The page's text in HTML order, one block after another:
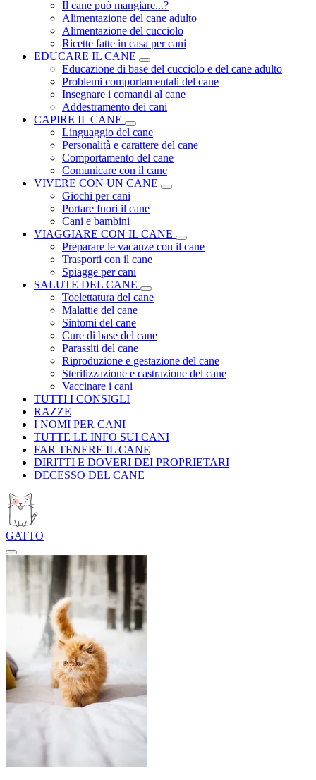
Il cane può mangiare...?
Alimentazione del cane adulto
Alimentazione del cucciolo
Ricette fatte in casa per cani
EDUCARE IL CANE
Educazione di base del cucciolo e del cane adulto
Problemi comportamentali del cane
Insegnare i comandi al cane
Addestramento dei cani
CAPIRE IL CANE
Linguaggio del cane
Personalità e carattere del cane
Comportamento del cane
Comunicare con il cane
VIVERE CON UN CANE
Giochi per cani
Portare fuori il cane
Cani e bambini
VIAGGIARE CON IL CANE
Preparare le vacanze con il cane
Trasporti con il cane
Spiagge per cani
SALUTE DEL CANE
Toelettatura del cane
Malattie del cane
Sintomi del cane
Cure di base del cane
Parassiti del cane
Riproduzione e gestazione del cane
Sterilizzazione e castrazione del cane
Vaccinare i cani
TUTTI I CONSIGLI
RAZZE
I NOMI PER CANI
TUTTE LE INFO SUI CANI
FAR TENERE IL CANE
DIRITTI E DOVERI DEI PROPRIETARI
DECESSO DEL CANE
GATTO